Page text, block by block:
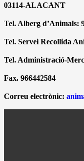
03114-ALACANT
Tel. Alberg d’Animals:
Tel. Servei Recollida
Tel. Administració-
Fax. 966442584
Correu electrònic: